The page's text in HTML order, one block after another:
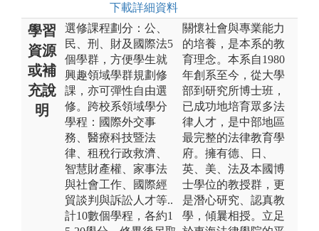
下載詳細資料
學習
資源
或補
充說
明
選修課程劃分：公、
民、刑、財及國際法5
個學群，方便學生就
興趣領域學群規劃修
課，亦可彈性自由選
修。跨校系領域學分
學程：國際外交事
務、醫療科技暨法
律、租稅行政救濟、
智慧財產權、家事法
與社會工作、國際經
貿談判與訴訟人才等..
計10數個學程，各約1
關懷社會與專業能力
的培養，是本系的教
育理念。本系自1980
年創系至今，從大學
部到研究所博士班，
已成功地培育眾多法
律人才，是中部地區
最完整的法律教育學
府。擁有德、日、
英、美、法及本國博
士學位的教授群，更
是潛心研究、認真教
學，傾曩相授。立足